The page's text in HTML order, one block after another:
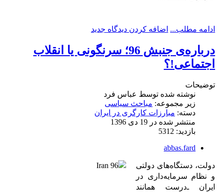
ادامه مطلب... اضافه کردن دیدگاه جدید
درباره‌ی جنبش 96؛ سرنگونی یا انقلاب
اجتماعی!؟
توضیحات
نوشته شده توسط عباس فرد
زیر مجموعه: مباحث سیاسی
دسته: مبارزات کارگری در ایران
منتشر شده در 19 دی 1396
بازدید: 5312
abbas.fard
دولت، دستگاه‌های دولتی
و نظام سرمایه‌داری در
ایران ـ‌درست همانند